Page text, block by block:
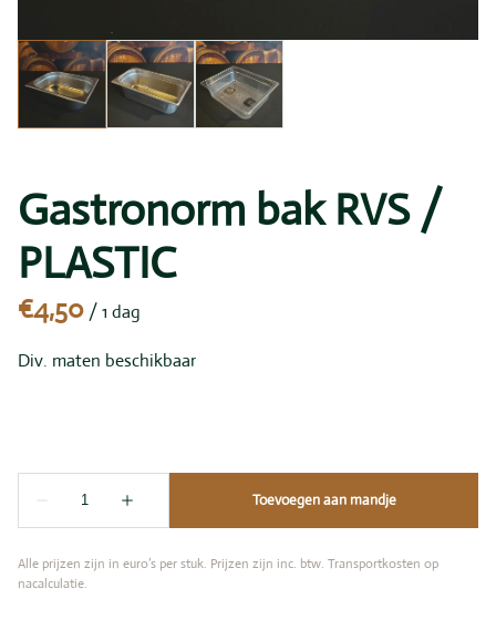
Gastronorm bak RVS /
PLASTIC
/
Div. maten beschikbaar
Alle prijzen zijn in euro’s per stuk. Prijzen zijn inc. btw. Transportkosten op
nacalculatie.